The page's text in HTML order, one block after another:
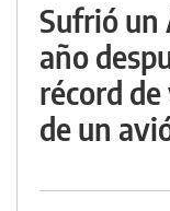
Sufrió un
año
récord
de un